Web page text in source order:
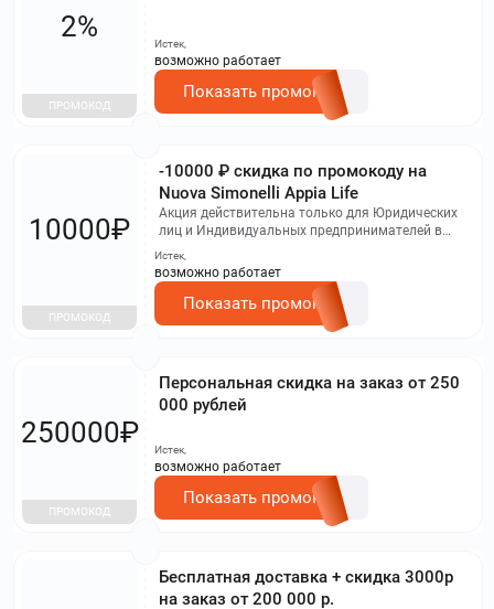
2%
ПРОМОКОД
Истек,
возможно работает
Показать промокод
-10000 ₽ скидка по промокоду на
Nuova Simonelli Appia Life
Акция действительна только для Юридических
лиц и Индивидуальных предпринимателей в
сфере HoReCa.
10000₽
ПРОМОКОД
Истек,
возможно работает
Показать промокод
Персональная скидка на заказ от 250
000 рублей
250000₽
ПРОМОКОД
Истек,
возможно работает
Показать промокод
Бесплатная доставка + скидка 3000р
на заказ от 200 000 р.